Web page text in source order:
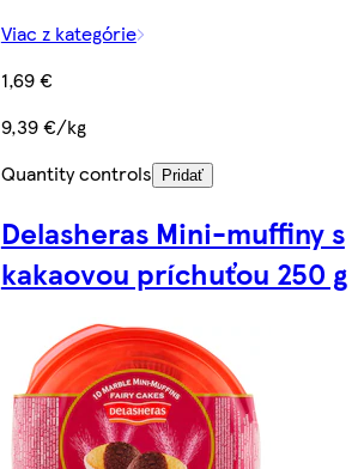
Viac z kategórie
1,69 €
9,39 €/kg
Quantity controls
Pridať
Delasheras Mini-muffiny s
kakaovou príchuťou 250 g